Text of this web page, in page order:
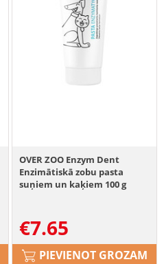
OVER ZOO Enzym Dent
Enzimātiskā zobu pasta
suņiem un kaķiem 100 g
€7.65
PIEVIENOT GROZAM